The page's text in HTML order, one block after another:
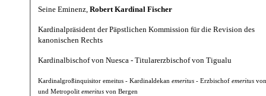
Seine Eminenz, Robert Kardinal Fischer
Kardinalpräsident der Päpstlichen Kommission für die Revision des
kanonischen Rechts
Kardinalbischof von Nuesca - Titularerzbischof von Tigualu
Kardinalgroßinquisitor emeitus - Kardinaldekan emeritus - Erzbischof emeritus
und Metropolit emeritus von Bergen